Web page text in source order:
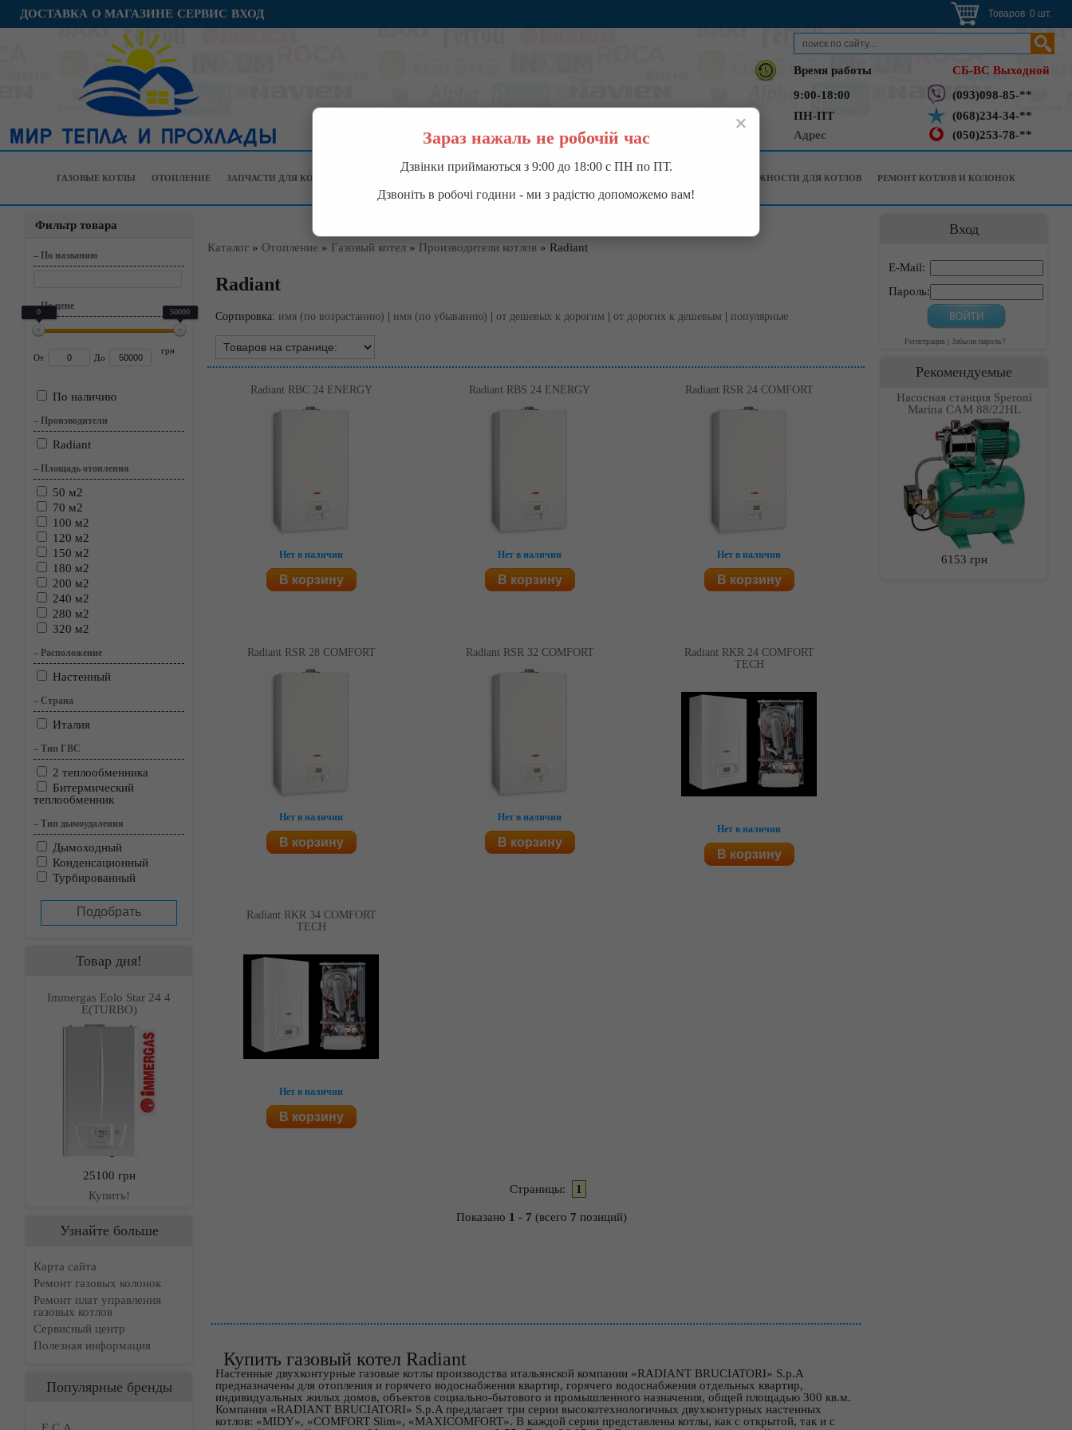
ДОСТАВКА О МАГАЗИНЕ СЕРВИС ВХОД Товаров 0 шт.
Время работы
СБ-ВС Выходной
9:00-18:00
(093)098-85-**
ПН-ПТ
(068)234-34-**
Адрес
(050)253-78-**
ГАЗОВЫЕ КОТЛЫ ОТОПЛЕНИЕ ЗАПЧАСТИ ДЛЯ КОТЛОВ ПРИНАДЛЕЖНОСТИ ДЛЯ КОТЛОВ РЕМОНТ КОТЛОВ И КОЛОНОК
Фильтр товара
– По названию
–По цене
0 50000
От До
грн
По наличию
– Производители
Radiant
– Площадь отопления
50 м2
70 м2
100 м2
120 м2
150 м2
180 м2
200 м2
240 м2
280 м2
320 м2
– Расположение
Настенный
– Страна
Италия
– Тип ГВС
2 теплообменника
Битермический
теплообменник
– Тип дымоудаления
Дымоходный
Конденсационный
Турбированный
Товар дня!
Immergas Eolo Star 24 4
Е(TURBO)
25100 грн
Купить!
Узнайте больше
Карта сайта
Ремонт газовых колонок
Ремонт плат управления
газовых котлов
Сервисный центр
Полезная информация
Популярные бренды
Каталог » Отопление » Газовый котел » Производители котлов » Radiant
Radiant
Сортировка: имя (по возрастанию) имя (по убыванию) от дешевых к дорогим от дорогих к дешевым популярные
Radiant RBC 24 ENERGY
Нет в наличии
В корзину
Radiant RBS 24 ENERGY
Нет в наличии
В корзину
Radiant RSR 24 COMFORT
Нет в наличии
В корзину
Radiant RSR 28 COMFORT
Нет в наличии
В корзину
Radiant RSR 32 COMFORT
Нет в наличии
В корзину
Radiant RKR 24 COMFORT
TECH
Нет в наличии
В корзину
Radiant RKR 34 COMFORT
TECH
Нет в наличии
В корзину
Страницы: 1
Показано 1 - 7 (всего 7 позиций)
Купить газовый котел Radiant
Настенные двухконтурные газовые котлы производства итальянской компании «RADIANT BRUCIATORI» S.p.A
предназначены для отопления и горячего водоснабжения квартир, горячего водоснабжения отдельных квартир,
индивидуальных жилых домов, объектов социально-бытового и промышленного назначения, общей площадью 300 кв.м.
Компания «RADIANT BRUCIATORI» S.p.A предлагает три серии высокотехнологичных двухконтурных настенных
котлов: «MIDY», «COMFORT Slim», «MAXICOMFORT». В каждой серии представлены котлы, как с открытой, так и с
Вход
E-Mail:
Пароль:
Регистрация Забыли пароль?
Рекомендуемые
Насосная станция Speroni
Marina CAM 88/22HL
6153 грн
×
Зараз нажаль не робочій час
Дзвінки приймаються з 9:00 до 18:00 с ПН по ПТ.
Дзвоніть в робочі години - ми з радістю допоможемо вам!